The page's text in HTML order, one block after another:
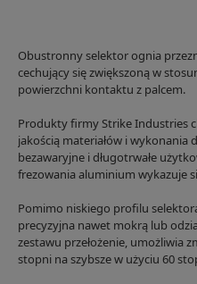
Obustronny selektor ognia
cechujący się zwiększoną w
powierzchni kontaktu z palcem.
Produkty firmy Strike Industries
jakością materiałów i wykonania
bezawaryjne i długotrwałe
frezowania aluminium wykazuje
Pomimo niskiego profilu
precyzyjna nawet mokrą lub
zestawu przełożenie, umożliwia
stopni na szybsze w użyciu 60